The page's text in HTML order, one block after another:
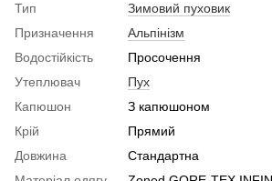
Тип
Зимовий пуховик
Призначення
Альпінізм
Водостійкість
Просочення
Утеплювач
Пух
Капюшон
З капюшоном
Крій
Прямий
Довжина
Стандартна